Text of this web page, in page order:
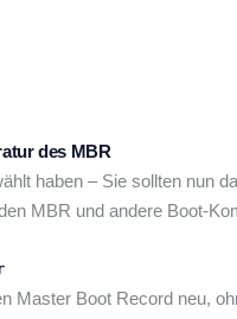
des MBR
haben – Sie sollten nun
MBR und andere Boot-
Master Boot Record neu,